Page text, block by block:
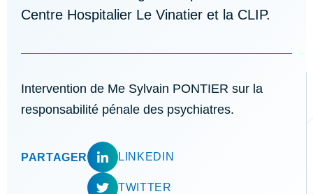
Centre Hospitalier Le Vinatier et la CLIP.
Intervention de Me Sylvain PONTIER sur la
responsabilité pénale des psychiatres.
PARTAGER LINKEDIN
TWITTER